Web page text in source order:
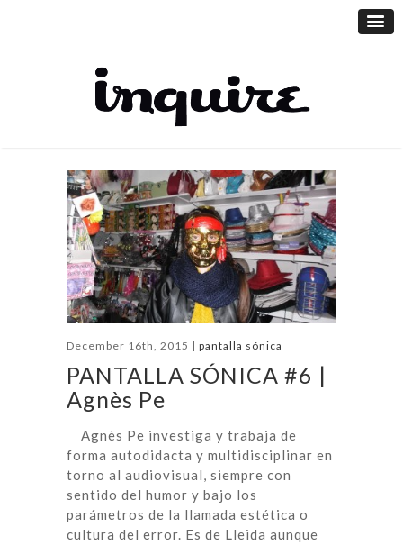
December 16th, 2015 | pantalla sónica
PANTALLA SÓNICA #6 |
Agnès Pe
Agnès Pe investiga y trabaja de
forma autodidacta y multidisciplinar en
torno al audiovisual, siempre con
sentido del humor y bajo los
parámetros de la llamada estética o
cultura del error. Es de Lleida aunque